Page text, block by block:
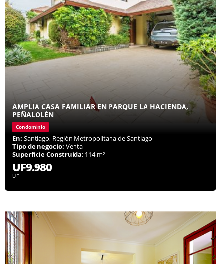
AMPLIA CASA FAMILIAR EN PARQUE LA HACIENDA,
PEÑALOLÉN
Condominio
En: Santiago, Región Metropolitana de Santiago
Tipo de negocio: Venta
Superficie Construida: 114 m²
UF9.980
UF